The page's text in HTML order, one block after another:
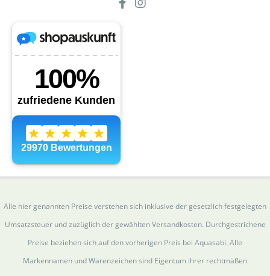
Alle hier genannten Preise verstehen sich inklusive der gesetzlich festgelegten
Umsatzsteuer und zuzüglich der gewählten Versandkosten. Durchgestrichene
Preise beziehen sich auf den vorherigen Preis bei Aquasabi. Alle
Markennamen und Warenzeichen sind Eigentum ihrer rechtmäßen